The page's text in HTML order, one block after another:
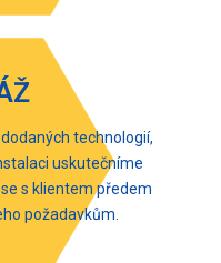
technologií,
uskutečníme
s klientem předem
požadavkům.